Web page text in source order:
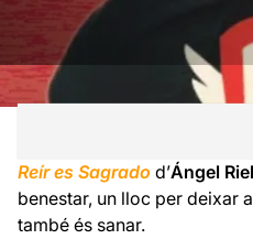
Reír es Sagrado d’Ángel
benestar, un lloc per deixar
també és sanar.